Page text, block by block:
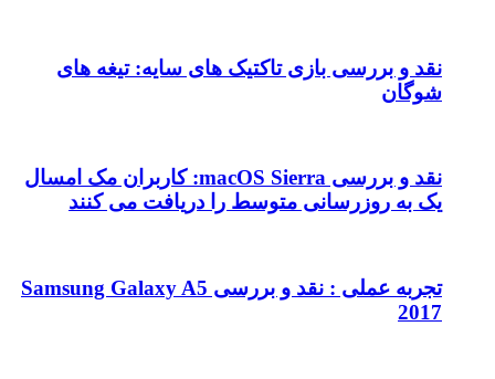
نقد و بررسی بازی تاکتیک های سایه: تیغه های
شوگان
نقد و بررسی macOS Sierra: کاربران مک امسال
یک به روزرسانی متوسط را دریافت می کنند
تجربه عملی : نقد و بررسی Samsung Galaxy A5
2017